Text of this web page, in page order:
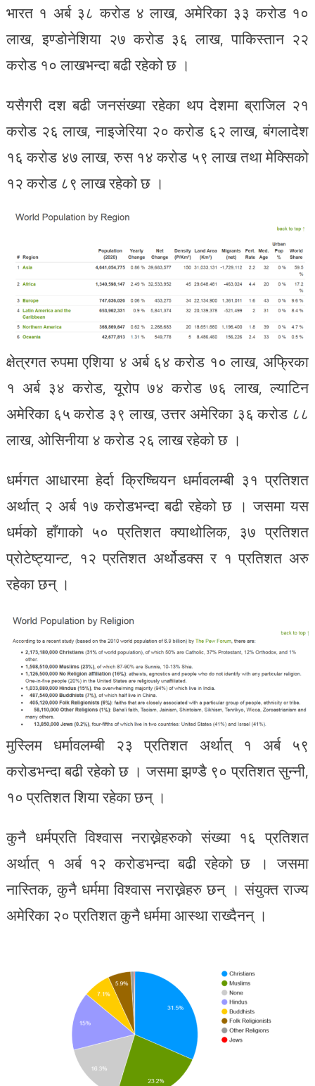
भारत १ अर्ब ३८ करोड ४ लाख, अमेरिका ३३ करोड १०
लाख, इण्डोनेशिया २७ करोड ३६ लाख, पाकिस्तान २२
करोड १० लाखभन्दा बढी रहेको छ ।
यसैगरी दश बढी जनसंख्या रहेका थप देशमा ब्राजिल २१
करोड २६ लाख, नाइजेरिया २० करोड ६२ लाख, बंगलादेश
१६ करोड ४७ लाख, रुस १४ करोड ५९ लाख तथा मेक्सिको
१२ करोड ८९ लाख रहेको छ ।
क्षेत्रगत रुपमा एशिया ४ अर्ब ६४ करोड १० लाख, अफ्रिका
१ अर्ब ३४ करोड, यूरोप ७४ करोड ७६ लाख, ल्याटिन
अमेरिका ६५ करोड ३९ लाख, उत्तर अमेरिका ३६ करोड ८८
लाख, ओसिनीया ४ करोड २६ लाख रहेको छ ।
धर्मगत आधारमा हेर्दा क्रिष्चियन धर्मावलम्बी ३१ प्रतिशत
अर्थात् २ अर्ब १७ करोडभन्दा बढी रहेको छ । जसमा यस
धर्मको हाँगाको ५० प्रतिशत क्याथोलिक, ३७ प्रतिशत
प्रोटेष्ट्यान्ट, १२ प्रतिशत अर्थोडक्स र १ प्रतिशत अरु
रहेका छन् ।
मुस्लिम धर्मावलम्बी २३ प्रतिशत अर्थात् १ अर्ब ५९
करोडभन्दा बढी रहेको छ । जसमा झण्डै ९० प्रतिशत सुन्नी,
१० प्रतिशत शिया रहेका छन् ।
कुनै धर्मप्रति विश्वास नराख्नेहरुको संख्या १६ प्रतिशत
अर्थात् १ अर्ब १२ करोडभन्दा बढी रहेको छ । जसमा
नास्तिक, कुनै धर्ममा विश्वास नराख्नेहरु छन् । संयुक्त राज्य
अमेरिका २० प्रतिशत कुनै धर्ममा आस्था राख्दैनन् ।